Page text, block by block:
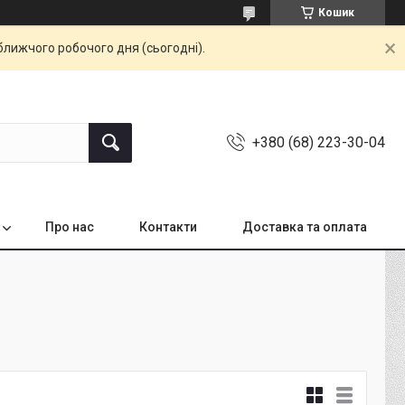
Кошик
робочого дня (сьогодні).
+380 (68) 223-30-04
Про нас Контакти Доставка та оплата